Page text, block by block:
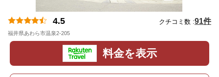
4.5 クチコミ数 :91件
福井県あわら市温泉2-205
料金を表示